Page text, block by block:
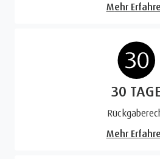
Mehr
30 TAGE
Mehr